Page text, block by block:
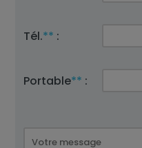
Tél.** :
Portable** :